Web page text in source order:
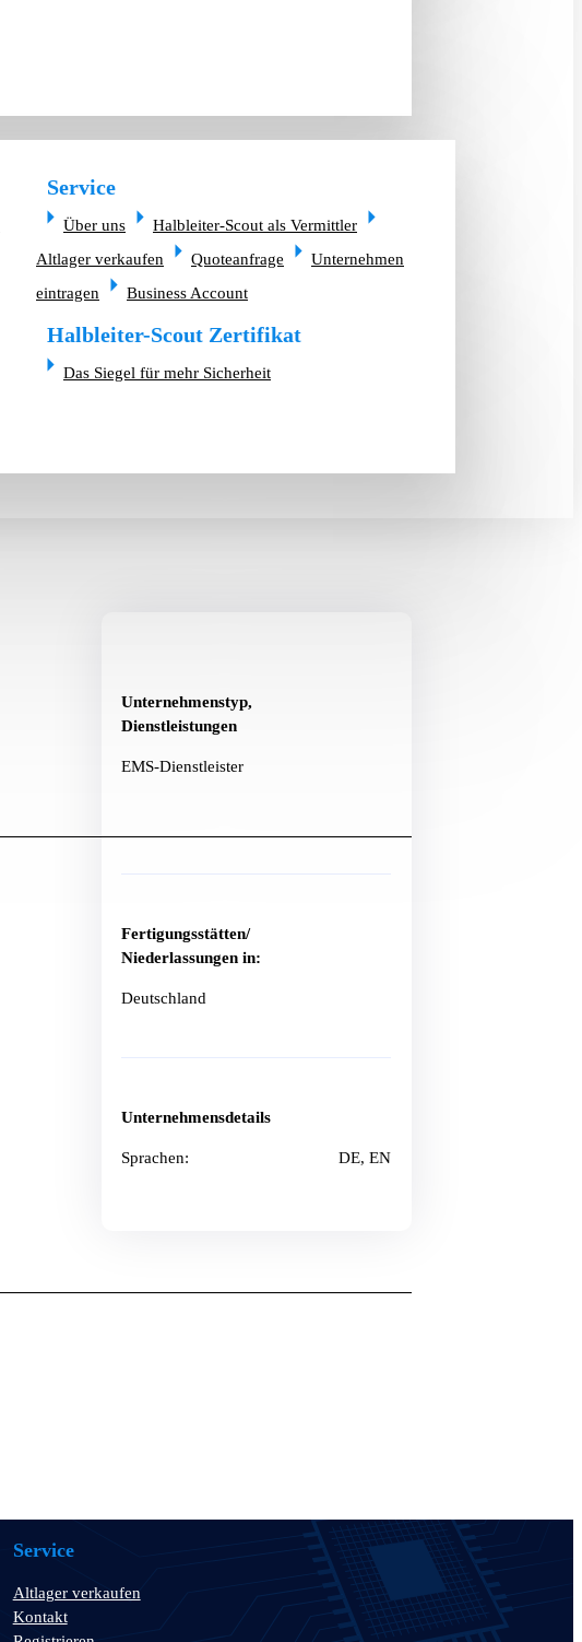
Service
Über uns
Halbleiter-Scout als Vermittler
Altlager verkaufen
Quoteanfrage
Unternehmen
eintragen
Business Account
Halbleiter-Scout Zertifikat
Das Siegel für mehr Sicherheit
Unternehmenstyp,
Dienstleistungen
EMS-Dienstleister
Fertigungsstätten/
Niederlassungen in:
Deutschland
Unternehmensdetails
Sprachen: DE, EN
Service
Altlager verkaufen
Kontakt